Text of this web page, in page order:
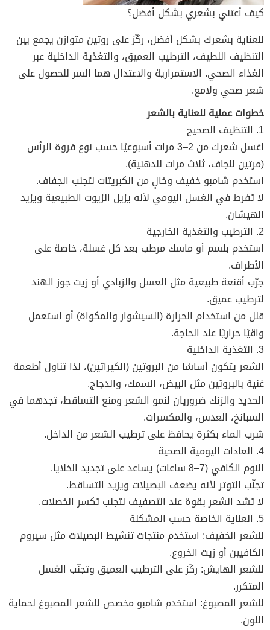
كيف أعتني بشعري بشكل أفضل؟
للعناية بشعرك بشكل أفضل، ركّز على روتين متوازن يجمع بين
التنظيف اللطيف، الترطيب العميق، والتغذية الداخلية عبر
الغذاء الصحي. الاستمرارية والاعتدال هما السر للحصول على
شعر صحي ولامع.
خطوات عملية للعناية بالشعر
1. التنظيف الصحيح
اغسل شعرك من 2–3 مرات أسبوعيًا حسب نوع فروة الرأس
(مرتين للجاف، ثلاث مرات للدهنية).
استخدم شامبو خفيف وخالٍ من الكبريتات لتجنب الجفاف.
لا تفرط في الغسل اليومي لأنه يزيل الزيوت الطبيعية ويزيد
الهيشان.
2. الترطيب والتغذية الخارجية
استخدم بلسم أو ماسك مرطب بعد كل غسلة، خاصة على
الأطراف.
جرّب أقنعة طبيعية مثل العسل والزبادي أو زيت جوز الهند
لترطيب عميق.
قلل من استخدام الحرارة (السيشوار والمكواة) أو استعمل
واقيًا حراريًا عند الحاجة.
3. التغذية الداخلية
الشعر يتكون أساسًا من البروتين (الكيراتين)، لذا تناول أطعمة
غنية بالبروتين مثل البيض، السمك، والدجاج.
الحديد والزنك ضروريان لنمو الشعر ومنع التساقط، تجدهما في
السبانخ، العدس، والمكسرات.
شرب الماء بكثرة يحافظ على ترطيب الشعر من الداخل.
4. العادات اليومية الصحية
النوم الكافي (7–8 ساعات) يساعد على تجديد الخلايا.
تجنّب التوتر لأنه يضعف البصيلات ويزيد التساقط.
لا تشد الشعر بقوة عند التصفيف لتجنب تكسر الخصلات.
5. العناية الخاصة حسب المشكلة
للشعر الخفيف: استخدم منتجات تنشيط البصيلات مثل سيروم
الكافيين أو زيت الخروع.
للشعر الهايش: ركّز على الترطيب العميق وتجنّب الغسل
المتكرر.
للشعر المصبوغ: استخدم شامبو مخصص للشعر المصبوغ لحماية
اللون.